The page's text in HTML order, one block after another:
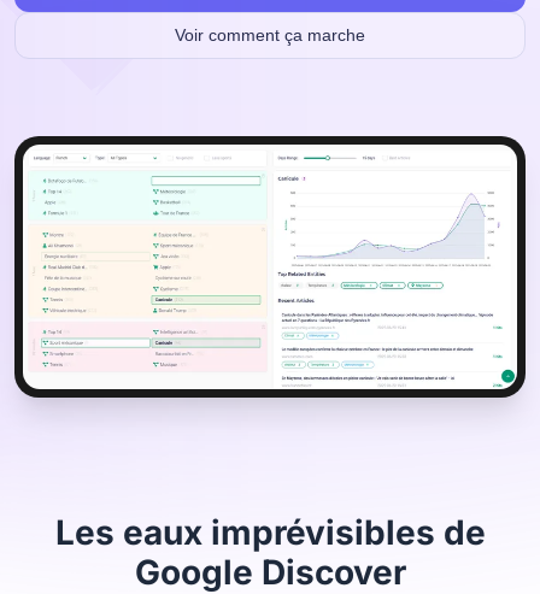
Voir comment ça marche
Les eaux imprévisibles de
Google Discover